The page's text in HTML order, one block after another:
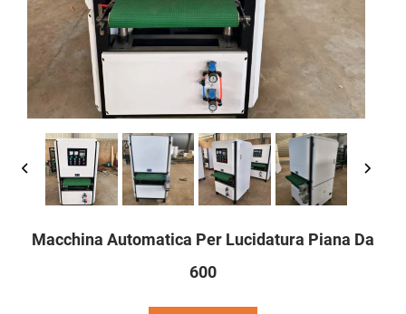
Macchina Automatica Per Lucidatura Piana Da
600